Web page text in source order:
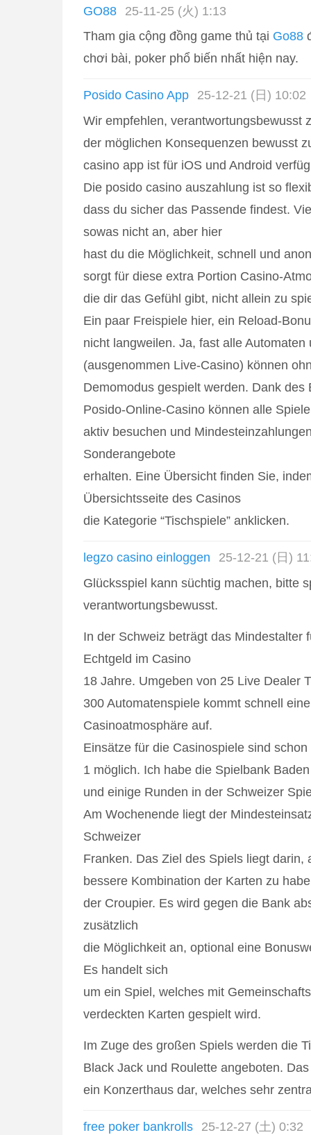
GO88
25-11-25 (火) 1:13
Tham gia cộng đồng game thủ tại Go88
chơi bài, poker phổ biến nhất hiện nay.
Posido Casino App
25-12-21 (日) 10:02
Wir empfehlen, verantwortungsbewusst
der möglichen Konsequenzen bewusst
casino app ist für iOS und Android
Die posido casino auszahlung ist so
dass du sicher das Passende findest.
sowas nicht an, aber hier
hast du die Möglichkeit, schnell und
sorgt für diese extra Portion Casino-
die dir das Gefühl gibt, nicht allein zu
Ein paar Freispiele hier, ein Reload-
nicht langweilen. Ja, fast alle Automaten
(ausgenommen Live-Casino) können
Demomodus gespielt werden. Dank des
Posido-Online-Casino können alle
aktiv besuchen und
Sonderangebote
erhalten. Eine Übersicht finden Sie,
Übersichtsseite des Casinos
die Kategorie “Tischspiele” anklicken.
legzo casino einloggen
25-12-21 (日)
Glücksspiel kann süchtig machen, bitte
verantwortungsbewusst.
In der Schweiz beträgt das Mindestalter
Echtgeld im Casino
18 Jahre. Umgeben von 25 Live Dealer
300 Automatenspiele kommt schnell
Casinoatmosphäre auf.
Einsätze für die Casinospiele sind schon
1 möglich. Ich habe die Spielbank
und einige Runden in der Schweizer
Am Wochenende liegt der
Schweizer
Franken. Das Ziel des Spiels liegt darin,
bessere Kombination der Karten zu
der Croupier. Es wird gegen die Bank
zusätzlich
die Möglichkeit an, optional eine
Es handelt sich
um ein Spiel, welches mit
verdeckten Karten gespielt wird.
Im Zuge des großen Spiels werden die
Black Jack und Roulette angeboten.
ein Konzerthaus dar, welches sehr
free poker bankrolls
25-12-27 (土) 0:32